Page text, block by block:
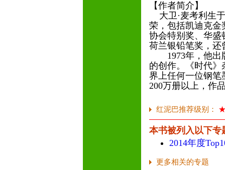
【作者简介】
大卫·麦考利生
荣，包括凯迪克金
协会特别奖、华盛
荷兰银铅笔奖，
1973年，他出
的创作。《时代》
界上任何一位钢笔
200万册以上，作
红泥巴推荐级别：
本书被列入以下专
2014年度
更多相关的专题